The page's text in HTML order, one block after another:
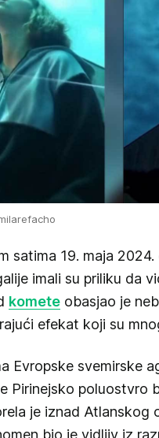
satima 19. maja
imali su priliku da
komete obasjao je
efekat koji su
Evropske svemirske
Pirinejsko poluostvro
je iznad Atlanskog
bio je vidljiv iz